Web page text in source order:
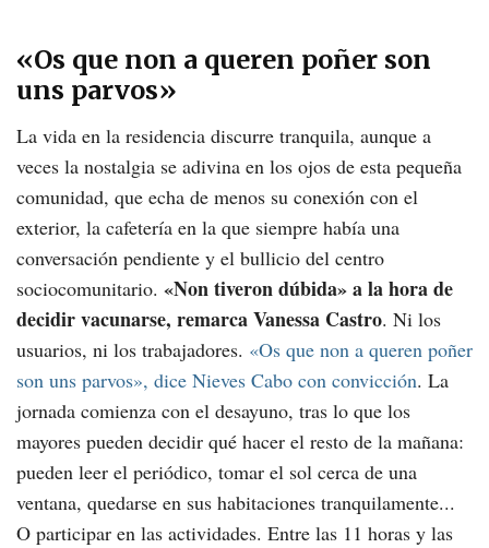
«Os que non a queren poñer son
uns parvos»
La vida en la residencia discurre tranquila, aunque a
veces la nostalgia se adivina en los ojos de esta pequeña
comunidad, que echa de menos su conexión con el
exterior, la cafetería en la que siempre había una
conversación pendiente y el bullicio del centro
sociocomunitario. «Non tiveron dúbida»a la hora de
decidir vacunarse, remarca Vanessa Castro. Ni los
usuarios, ni los trabajadores. «Os que non a queren poñer
son uns parvos», dice Nieves Cabo con convicción. La
jornada comienza con el desayuno, tras lo que los
mayores pueden decidir qué hacer el resto de la mañana:
pueden leer el periódico, tomar el sol cerca de una
ventana, quedarse en sus habitaciones tranquilamente...
O participar en las actividades. Entre las 11 horas y las